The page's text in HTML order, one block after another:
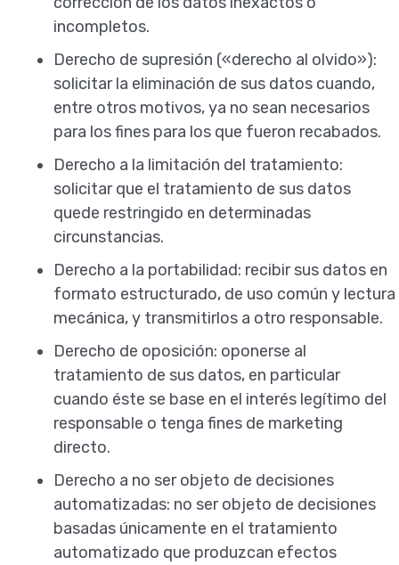
incompletos.
Derecho de supresión («derecho al olvido»):
solicitar la eliminación de sus datos cuando,
entre otros motivos, ya no sean necesarios
para los fines para los que fueron recabados.
Derecho a la limitación del tratamiento:
solicitar que el tratamiento de sus datos
quede restringido en determinadas
circunstancias.
Derecho a la portabilidad: recibir sus datos en
formato estructurado, de uso común y lectura
mecánica, y transmitirlos a otro responsable.
Derecho de oposición: oponerse al
tratamiento de sus datos, en particular
cuando éste se base en el interés legítimo del
responsable o tenga fines de marketing
directo.
Derecho a no ser objeto de decisiones
automatizadas: no ser objeto de decisiones
basadas únicamente en el tratamiento
automatizado que produzcan efectos